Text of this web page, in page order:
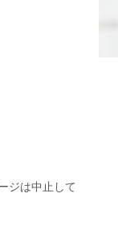
ジは中止して